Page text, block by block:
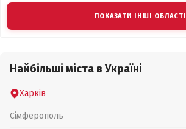
ПОКАЗАТИ ІНШІ ОБЛАСТІ
Найбільші міста в Україні
Харків
Сімферополь